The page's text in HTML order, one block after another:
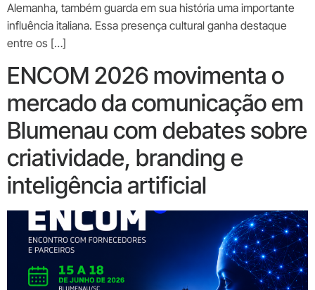
Alemanha, também guarda em sua história uma importante
influência italiana. Essa presença cultural ganha destaque
entre os […]
ENCOM 2026 movimenta o
mercado da comunicação em
Blumenau com debates sobre
criatividade, branding e
inteligência artificial